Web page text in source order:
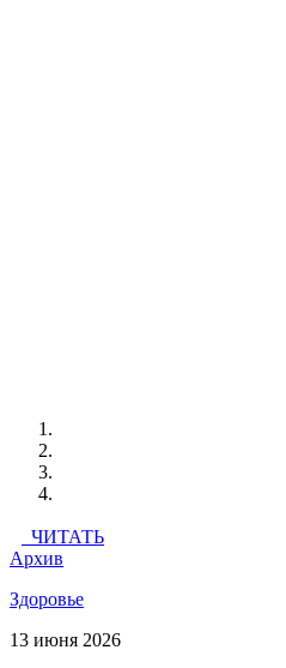
ЧИТАТЬ
Архив
Здоровье
13 июня 2026